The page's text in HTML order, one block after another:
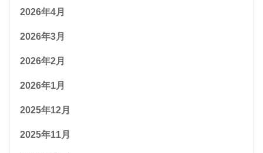
2026年4月
2026年3月
2026年2月
2026年1月
2025年12月
2025年11月